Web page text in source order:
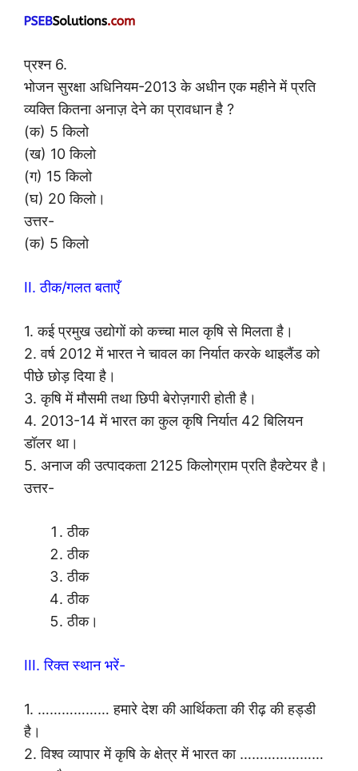
प्रश्न 6.
भोजन सुरक्षा अधिनियम-2013 के अधीन एक महीने में प्रति
व्यक्ति कितना अनाज़ देने का प्रावधान है ?
(क) 5 किलो
(ख) 10 किलो
(ग) 15 किलो
(घ) 20 किलो।
उत्तर-
(क) 5 किलो
II. ठीक/गलत बताएँ
1. कई प्रमुख उद्योगों को कच्चा माल कृषि से मिलता है।
2. वर्ष 2012 में भारत ने चावल का निर्यात करके थाइलैंड को
पीछे छोड़ दिया है।
3. कृषि में मौसमी तथा छिपी बेरोज़गारी होती है।
4. 2013-14 में भारत का कुल कृषि निर्यात 42 बिलियन
डॉलर था।
5. अनाज की उत्पादकता 2125 किलोग्राम प्रति हैक्टेयर है।
उत्तर-
ठीक
ठीक
ठीक
ठीक
ठीक।
III. रिक्त स्थान भरें-
1. ……………… हमारे देश की आर्थिकता की रीढ़ की हड्डी
है।
2. विश्व व्यापार में कृषि के क्षेत्र में भारत का …………………